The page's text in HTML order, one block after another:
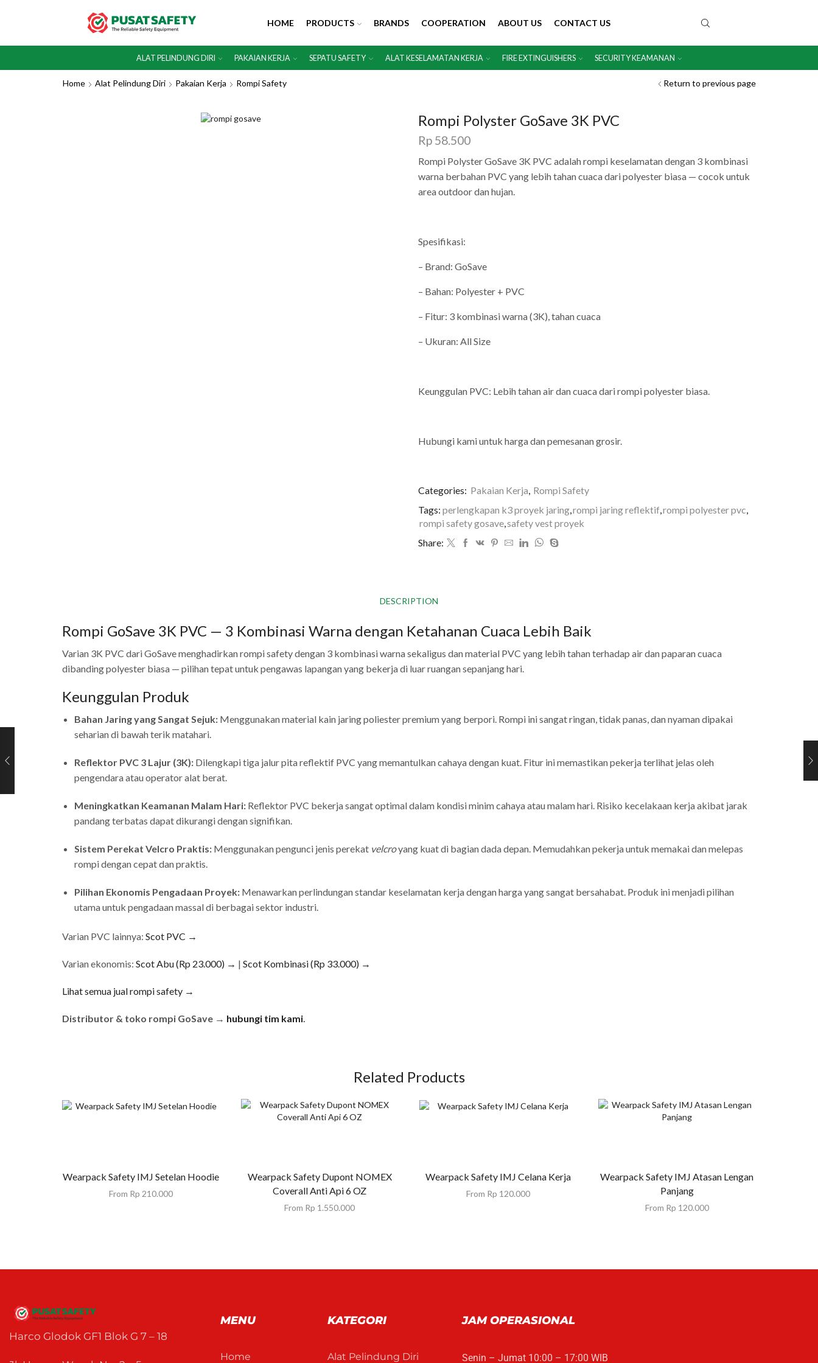
HOME PRODUCTS BRANDS COOPERATION ABOUT US CONTACT US
ALAT PELINDUNG DIRI PAKAIAN KERJA SEPATU SAFETY ALAT KESELAMATAN KERJA FIRE EXTINGUISHERS SECURITY KEAMANAN
Home Alat Pelindung Diri Pakaian Kerja Rompi Safety Return to previous page
Rompi Polyster GoSave 3K PVC
Rp 58.500
Rompi Polyster GoSave 3K PVC adalah rompi keselamatan dengan 3 kombinasi
warna berbahan PVC yang lebih tahan cuaca dari polyester biasa — cocok untuk
area outdoor dan hujan.
Spesifikasi:
– Brand: GoSave
– Bahan: Polyester + PVC
– Fitur: 3 kombinasi warna (3K), tahan cuaca
– Ukuran: All Size
Keunggulan PVC: Lebih tahan air dan cuaca dari rompi polyester biasa.
Hubungi kami untuk harga dan pemesanan grosir.
Categories: Pakaian Kerja, Rompi Safety
Tags: perlengkapan k3 proyek jaring,rompi jaring reflektif,rompi polyester pvc,
rompi safety gosave,safety vest proyek
Share:
DESCRIPTION
Rompi GoSave 3K PVC — 3 Kombinasi Warna dengan Ketahanan Cuaca Lebih Baik
Varian 3K PVC dari GoSave menghadirkan rompi safety dengan 3 kombinasi warna sekaligus dan material PVC yang lebih tahan terhadap air dan paparan cuaca
dibanding polyester biasa — pilihan tepat untuk pengawas lapangan yang bekerja di luar ruangan sepanjang hari.
Keunggulan Produk
Bahan Jaring yang Sangat Sejuk: Menggunakan material kain jaring poliester premium yang berpori. Rompi ini sangat ringan, tidak panas, dan nyaman dipakai
seharian di bawah terik matahari.
Reflektor PVC 3 Lajur (3K): Dilengkapi tiga jalur pita reflektif PVC yang memantulkan cahaya dengan kuat. Fitur ini memastikan pekerja terlihat jelas oleh
pengendara atau operator alat berat.
Meningkatkan Keamanan Malam Hari: Reflektor PVC bekerja sangat optimal dalam kondisi minim cahaya atau malam hari. Risiko kecelakaan kerja akibat jarak
pandang terbatas dapat dikurangi dengan signifikan.
Sistem Perekat Velcro Praktis: Menggunakan pengunci jenis perekat velcroyang kuat di bagian dada depan. Memudahkan pekerja untuk memakai dan melepas
rompi dengan cepat dan praktis.
Pilihan Ekonomis Pengadaan Proyek: Menawarkan perlindungan standar keselamatan kerja dengan harga yang sangat bersahabat. Produk ini menjadi pilihan
utama untuk pengadaan massal di berbagai sektor industri.
Varian PVC lainnya: Scot PVC →
Varian ekonomis: Scot Abu (Rp 23.000) → | Scot Kombinasi (Rp 33.000) →
Lihat semua jual rompi safety →
Distributor & toko rompi GoSave → hubungi tim kami.
Related Products
Wearpack Safety IMJ Setelan Hoodie
From Rp 210.000
Wearpack Safety Dupont NOMEX
Coverall Anti Api 6 OZ
From Rp 1.550.000
Wearpack Safety IMJ Celana Kerja
From Rp 120.000
Wearpack Safety IMJ Atasan Lengan
Panjang
From Rp 120.000
Harco Glodok GF1 Blok G 7 – 18
MENU
Home
KATEGORI
Alat Pelindung Diri
JAM OPERASIONAL
Senin – Jumat 10:00 – 17:00 WIB